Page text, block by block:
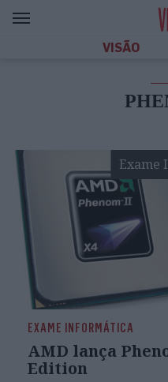
VISÃO
Exame
EXAME INFORMÁTICA
AMD lança
Edition